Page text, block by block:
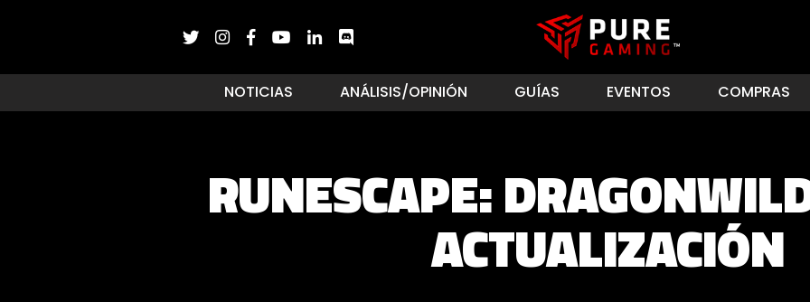
NOTICIAS ANÁLISIS/OPINIÓN GUÍAS EVENTOS COMPRAS
RUNESCAPE:
ACTUALIZACIÓN